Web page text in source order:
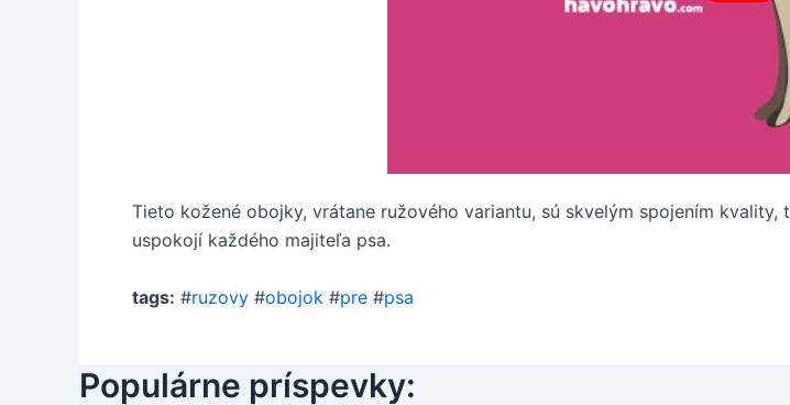
Tieto kožené obojky, vrátane ružového variantu, sú skvelým spojením
uspokojí každého majiteľa psa.
tags: #ruzovy #obojok #pre #psa
Populárne príspevky: